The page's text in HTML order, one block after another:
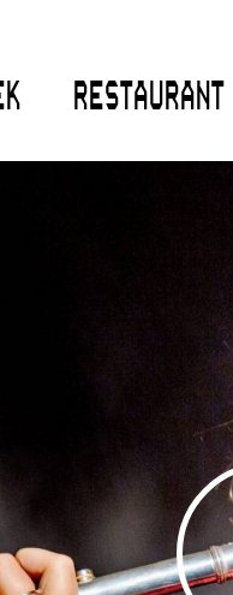
RESTAURANT